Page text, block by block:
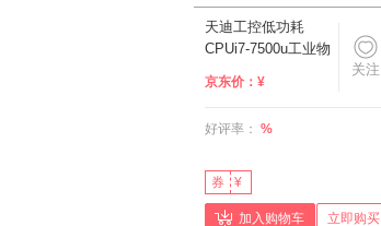
关注
天迪工控低功耗
CPUi7-7500u工业物
联网无风扇工控机
MPC-1407智能终端
扇电脑 i3-
整机
京东价： ¥
好评率： %
券 ¥
加入购物车 立即购买